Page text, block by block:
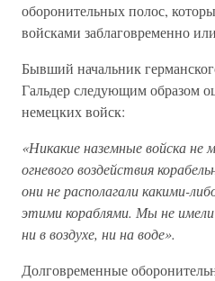
оборонительных полос,
войсками заблаговременно
Бывший начальник
Гальдер следующим образом
немецких войск:
«Никакие наземные войска не
огневого воздействия
они не располагали какими-
этими кораблями. Мы не
ни в воздухе, ни на воде».
Долговременные